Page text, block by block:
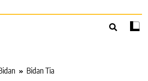
Bidan Tia